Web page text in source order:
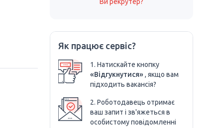
Як працює сервіс?
1. Натискайте кнопку
«Відгукнутися», якщо вам
підходить вакансія?
2. Роботодавець отримає
ваш запит і зв'яжеться в
особистому повідомленні